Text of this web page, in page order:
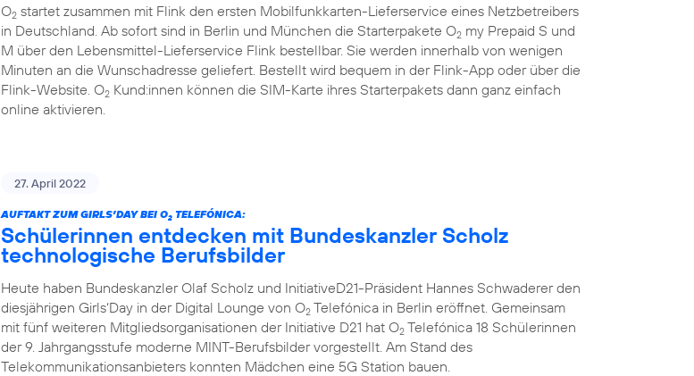
O2 startet zusammen mit Flink den ersten Mobilfunkkarten-Lieferservice eines Netzbetreibers
in Deutschland. Ab sofort sind in Berlin und München die Starterpakete O2 my Prepaid S und
M über den Lebensmittel-Lieferservice Flink bestellbar. Sie werden innerhalb von wenigen
Minuten an die Wunschadresse geliefert. Bestellt wird bequem in der Flink-App oder über die
Flink-Website. O2 Kund:innen können die SIM-Karte ihres Starterpakets dann ganz einfach
online aktivieren.
27. April 2022
AUFTAKT ZUM GIRLS’DAY BEI O2 TELEFÓNICA:
Schülerinnen entdecken mit Bundeskanzler Scholz
technologische Berufsbilder
Heute haben Bundeskanzler Olaf Scholz und InitiativeD21-Präsident Hannes Schwaderer den
diesjährigen Girls‘Day in der Digital Lounge von O2 Telefónica in Berlin eröffnet. Gemeinsam
mit fünf weiteren Mitgliedsorganisationen der Initiative D21 hat O2 Telefónica 18 Schülerinnen
der 9. Jahrgangsstufe moderne MINT-Berufsbilder vorgestellt. Am Stand des
Telekommunikationsanbieters konnten Mädchen eine 5G Station bauen.